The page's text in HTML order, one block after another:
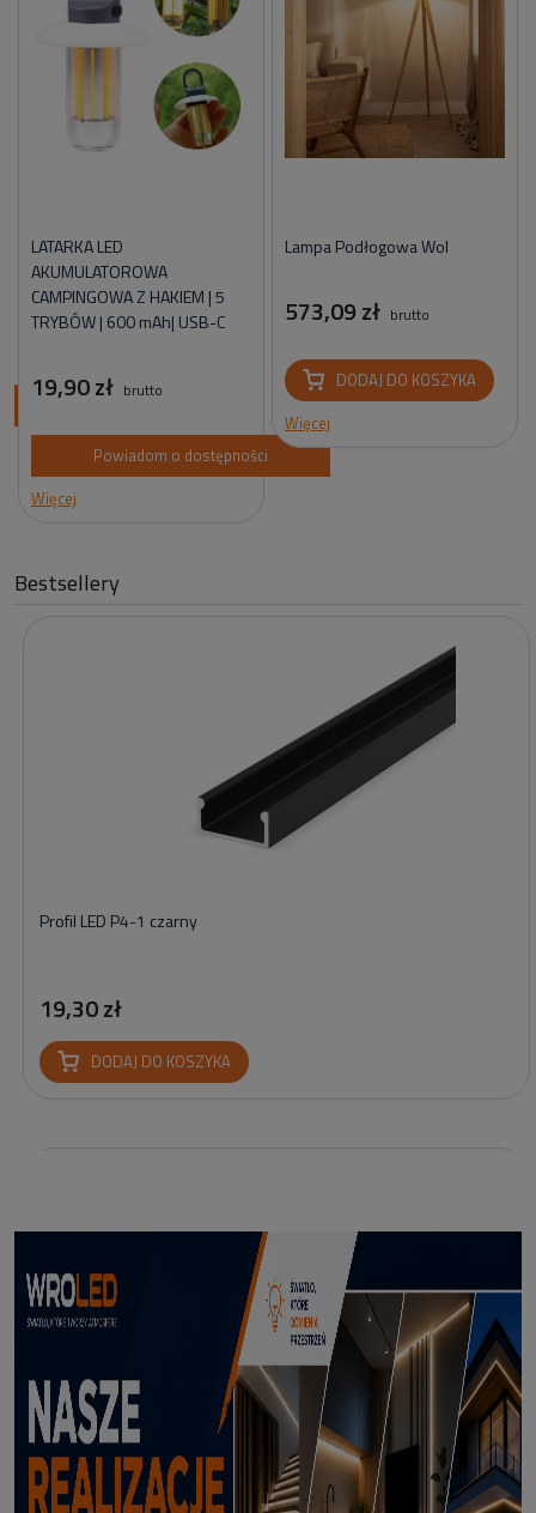
LATARKA LED
AKUMULATOROWA
CAMPINGOWA Z HAKIEM | 5
TRYBÓW | 600 mAh| USB-C
19,90 zł brutto
Powiadom o dostępności
Więcej
Lampa Podłogowa Wol
573,09 zł brutto
DODAJ DO KOSZYKA
Więcej
Bestsellery
Profil LED P4-1 czarny
19,30 zł
DODAJ DO KOSZYKA
Profil led Profil LED P6-2 ½ biały 3m